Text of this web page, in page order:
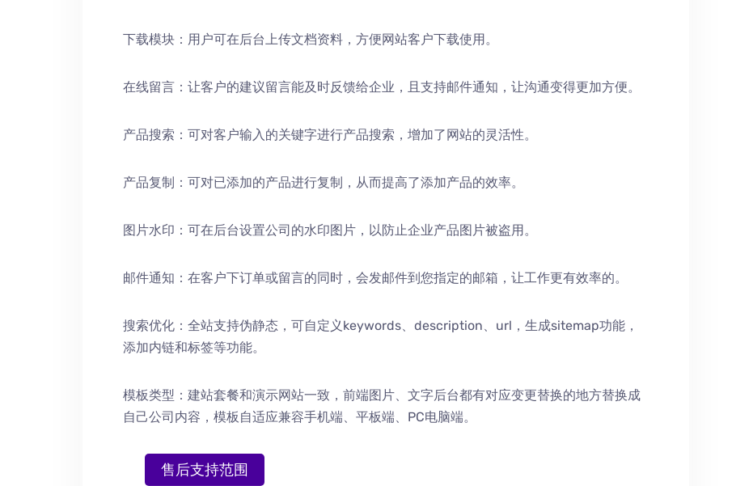
下载模块：用户可在后台上传文档资料，方便网站客户下载使用。
在线留言：让客户的建议留言能及时反馈给企业，且支持邮件通知，让沟通变得更加方便。
产品搜索：可对客户输入的关键字进行产品搜索，增加了网站的灵活性。
产品复制：可对已添加的产品进行复制，从而提高了添加产品的效率。
图片水印：可在后台设置公司的水印图片，以防止企业产品图片被盗用。
邮件通知：在客户下订单或留言的同时，会发邮件到您指定的邮箱，让工作更有效率的。
搜索优化：全站支持伪静态，可自定义keywords、description、url，生成sitemap功能，
添加内链和标签等功能。
模板类型：建站套餐和演示网站一致，前端图片、文字后台都有对应变更替换的地方替换成
自己公司内容，模板自适应兼容手机端、平板端、PC电脑端。
售后支持范围